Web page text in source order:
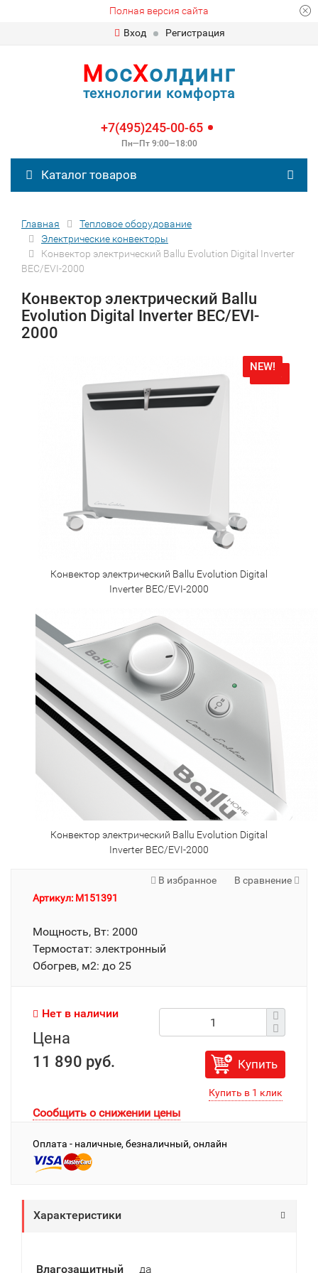
Полная версия сайта
Вход
Регистрация
МосХолдинг
технологии комфорта
+7(495)245-00-65
Пн—Пт 9:00—18:00
Каталог товаров
Главная
Тепловое оборудование
Электрические конвекторы
Конвектор электрический Ballu Evolution Digital Inverter
BEC/EVI-2000
Конвектор электрический Ballu
Evolution Digital Inverter BEC/EVI-
2000
NEW!
NEW!
Конвектор электрический Ballu Evolution Digital
Inverter BEC/EVI-2000
Конвектор электрический Ballu Evolution Digital
Inverter BEC/EVI-2000
В избранное
В сравнение
Артикул: M151391
Мощность, Вт: 2000
Термостат: электронный
Обогрев, м2: до 25
Нет в наличии
Цена
11 890 руб.
Купить
Сообщить о снижении цены
Оплата - наличные, безналичный, онлайн
Характеристики
Влагозащитный да